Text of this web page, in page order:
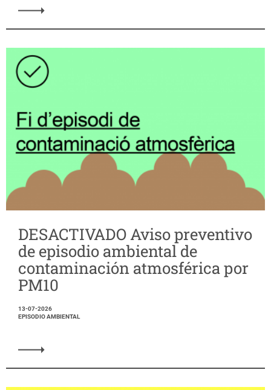
DESACTIVADO Aviso preventivo
de episodio ambiental de
contaminación atmosférica por
PM10
13-07-2026
EPISODIO AMBIENTAL